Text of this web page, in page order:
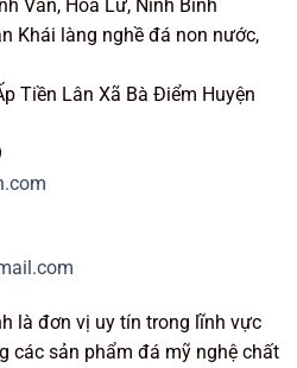
Vân, Hoa Lư, Ninh Bình
Khái làng nghề đá non nước,
Tiền Lân Xã Bà Điểm Huyện
là đơn vị uy tín trong lĩnh vực
các sản phẩm đá mỹ nghệ chất